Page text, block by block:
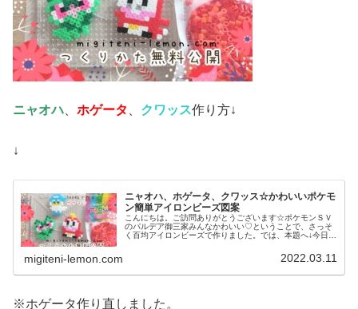
ニャオハ、 ホゲータ 、 クワッス作り方↓
↓
ニャオハ、ホゲータ、クワッス☆かわいいポケモ
ン簡単アイロンビーズ図案
こんにちは。ご訪問ありがとうございます☆ポケモンＳＶ
のパルデア御三家みんなかわいい♡ということで、さっそ
く百均アイロンビーズで作りました。では、本題へ↓今日の
migiteni-lemon.com 2022.03.11
※ホゲータ作り直しました。